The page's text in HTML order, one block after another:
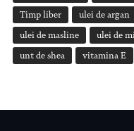
Timp liber ulei de argan
ulei de masline ulei de
unt de shea vitamina E